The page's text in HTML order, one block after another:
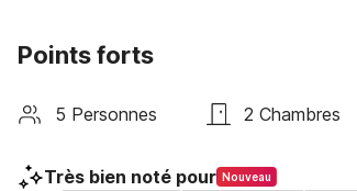
Points forts
5 Personnes 2 Chambres
Très bien noté pour Nouveau